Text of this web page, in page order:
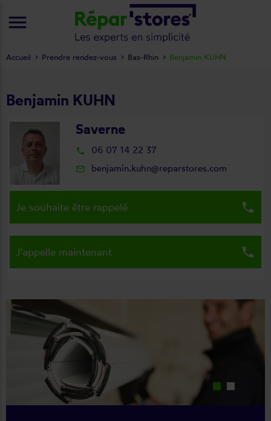
Accueil Prendre rendez-vous Bas-Rhin Benjamin KUHN
Benjamin KUHN
Saverne
local_phone 06 07 14 22 37
mail_outline benjamin.kuhn@reparstores.com
Je souhaite être rappelé local_phone
J'appelle maintenant local_phone
menu